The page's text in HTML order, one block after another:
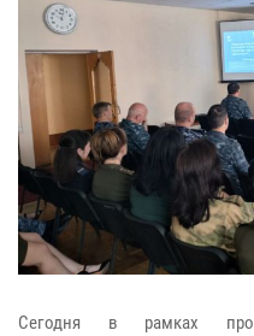
Сегодня в рамках